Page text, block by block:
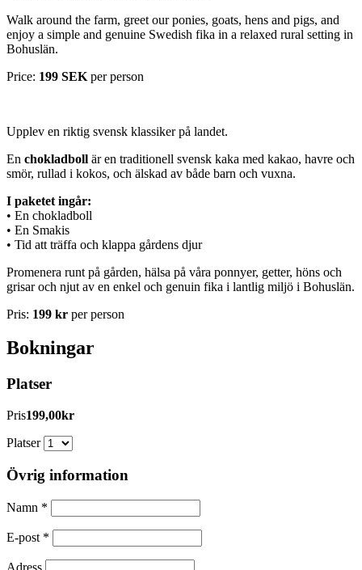
Walk around the farm, greet our ponies, goats, hens and pigs, and
enjoy a simple and genuine Swedish fika in a relaxed rural setting in
Bohuslän.
Price: 199 SEK per person
Upplev en riktig svensk klassiker på landet.
En chokladboll är en traditionell svensk kaka med kakao, havre och
smör, rullad i kokos, och älskad av både barn och vuxna.
I paketet ingår:
• En chokladboll
• En Smakis
• Tid att träffa och klappa gårdens djur
Promenera runt på gården, hälsa på våra ponnyer, getter, höns och
grisar och njut av en enkel och genuin fika i lantlig miljö i Bohuslän.
Pris: 199 kr per person
Bokningar
Platser
Pris199,00kr
Platser
Övrig information
Namn *
E-post *
Adress